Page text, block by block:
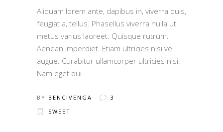
Aliquam lorem ante, dapibus in, viverra quis,
feugiat a, tellus. Phasellus viverra nulla ut
metus varius laoreet. Quisque rutrum.
Aenean imperdiet. Etiam ultricies nisi vel
augue. Curabitur ullamcorper ultricies nisi.
Nam eget dui.
BY BENCIVENGA
3
SWEET